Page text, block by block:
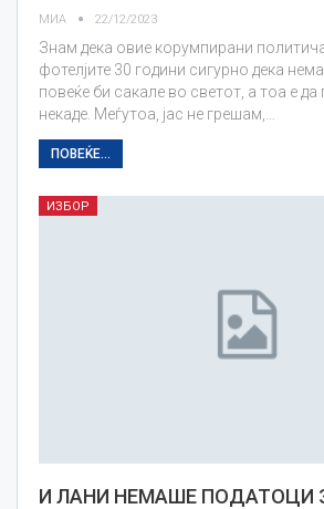
МИА 22/12/2023
Знам дека овие корумпирани
фотелјите 30 години сигурно дека
повеќе би сакале во светот, а тоа е
некаде. Меѓутоа, јас не грешам,…
ПОВЕЌЕ...
ИЗБОР
И ЛАНИ НЕМАШЕ ПОДАТОЦИ